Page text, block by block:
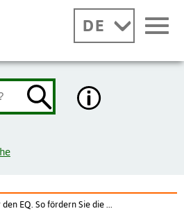
DE
EQ. So fördern Sie die ...